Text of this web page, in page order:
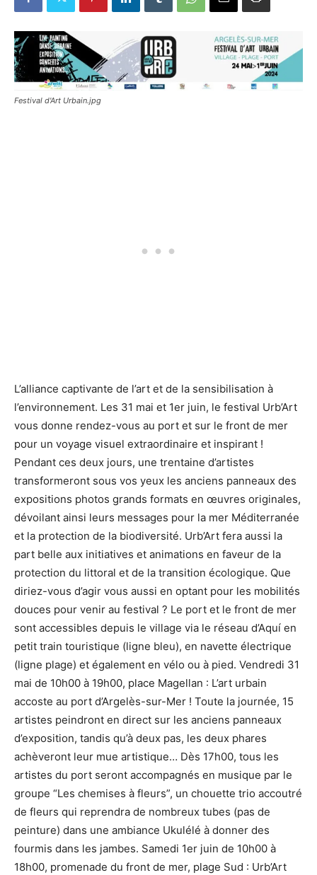
Festival d'Art Urbain.jpg
L’alliance captivante de l’art et de la sensibilisation à
l’environnement. Les 31 mai et 1er juin, le festival Urb’Art
vous donne rendez-vous au port et sur le front de mer
pour un voyage visuel extraordinaire et inspirant !
Pendant ces deux jours, une trentaine d’artistes
transformeront sous vos yeux les anciens panneaux des
expositions photos grands formats en œuvres originales,
dévoilant ainsi leurs messages pour la mer Méditerranée
et la protection de la biodiversité. Urb’Art fera aussi la
part belle aux initiatives et animations en faveur de la
protection du littoral et de la transition écologique. Que
diriez-vous d’agir vous aussi en optant pour les mobilités
douces pour venir au festival ? Le port et le front de mer
sont accessibles depuis le village via le réseau d’Aquí en
petit train touristique (ligne bleu), en navette électrique
(ligne plage) et également en vélo ou à pied. Vendredi 31
mai de 10h00 à 19h00, place Magellan : L’art urbain
accoste au port d’Argelès-sur-Mer ! Toute la journée, 15
artistes peindront en direct sur les anciens panneaux
d’exposition, tandis qu’à deux pas, les deux phares
achèveront leur mue artistique… Dès 17h00, tous les
artistes du port seront accompagnés en musique par le
groupe “Les chemises à fleurs”, un chouette trio accoutré
de fleurs qui reprendra de nombreux tubes (pas de
peinture) dans une ambiance Ukulélé à donner des
fourmis dans les jambes. Samedi 1er juin de 10h00 à
18h00, promenade du front de mer, plage Sud : Urb’Art